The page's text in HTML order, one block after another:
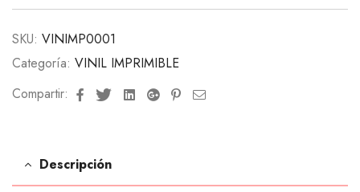
SKU: VINIMP0001
Categoría: VINIL IMPRIMIBLE
Compartir:
FacebookTwitterLinkedinGoogle+Pinterest
Email
Descripción